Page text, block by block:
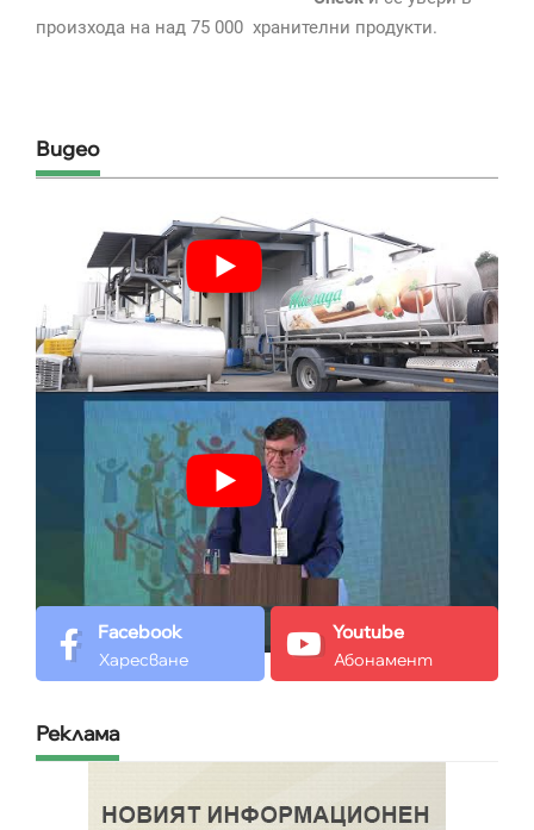
произхода на над 75 000 хранителни продукти.
Видео
Facebook
Харесване
Youtube
Абонамент
Реклама